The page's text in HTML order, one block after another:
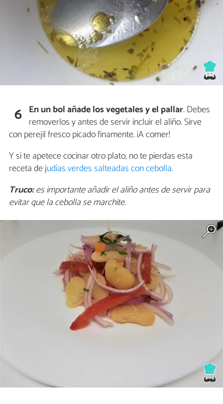
6 En un bol añade los vegetales y el pallar. Debes
removerlos y antes de servir incluir el aliño. Sirve
con perejil fresco picado finamente. ¡A comer!
Y si te apetece cocinar otro plato, no te pierdas esta
receta de judías verdes salteadas con cebolla.
Truco:es importante añadir el aliño antes de servir para
evitar que la cebolla se marchite.